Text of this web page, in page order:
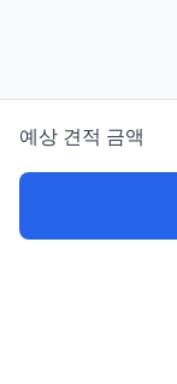
예상 견적 금액